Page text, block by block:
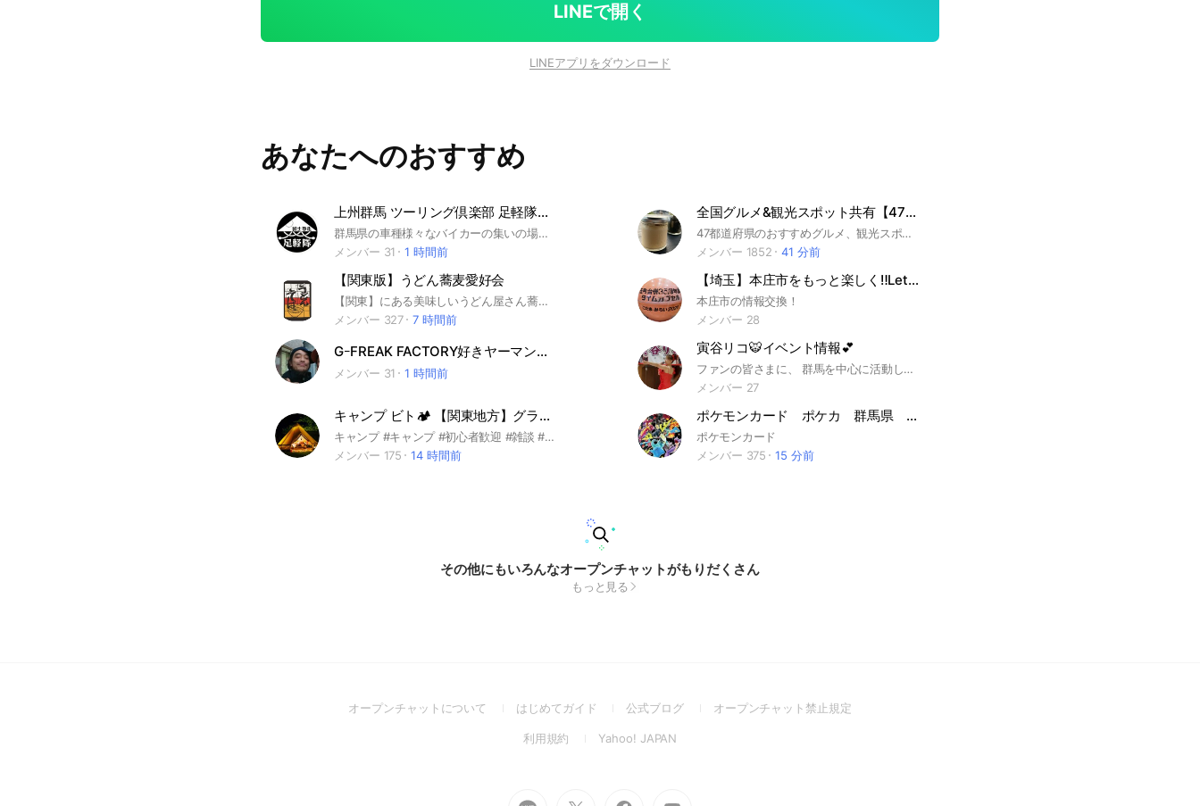
LINEで開く
LINEアプリをダウンロード
あなたへのおすすめ
上州群馬 ツーリング倶楽部 足軽隊（フッ軽な人集まりな隊）
群馬県の車種様々なバイカーの集いの場所とし、マナー良く活動をお願いします。 排気マウント× 上手い下手× 交通ルール違反×（スピード狂×） 特に出会い層等× 該当する方は即退会してもらいます! ◆仲良く楽しく走る事を心掛けて下さい!! あくまでもここはツーリングを目的とし、男女の出会いの場所では有りません! 各々企画提案や、その日の都合に合う方同士ツーリング等御自由に活動して下さい。 #群馬県 #上州 #ツーリング #バイク #足軽隊 #北関東 #アメリカン #クルーザー #SS #モトクロス #オートバイ #ネイキッド #オフロード #スクーター #ストリートバイク #クラシック #ツアラー
メンバー 31
1 時間前
全国グルメ&観光スポット共有【47都道府県】
47都道府県のおすすめグルメ、観光スポットの情報を共有し合うする場です。 旅行や暮らしが楽しくなる「グルメ・観光」情報をシェアし合いましょう！ #北海道 #青森 #秋田 #宮城 #岩手 #山形 #福島 #栃木 #群馬 #茨城 #埼玉 #千葉 #東京 #神奈川 #山梨 #長野 #新潟 #石川 #福井 #滋賀 #岐阜 #静岡 #愛知 #三重 #奈良 #和歌山 #京都 #大阪 #兵庫 #鳥取 #島根 #広島 #岡山 #山口 #香川 #徳島 #高知 #福岡 #佐賀 #長崎 #熊本 #大分 #宮崎 #鹿児島 #沖縄 #日本 #旅行 #観光 #グルメ
メンバー 1852
41 分前
【関東版】うどん蕎麦愛好会
【関東】にある美味しいうどん屋さん蕎麦屋さんを紹介するコミュニティです。 お気軽にご参加ください。 雑談歓迎。ROM歓迎。 東京都 神奈川県 埼玉県 茨城県 群馬県 栃木県 千葉県 千葉市中央区 花見川区 稲毛区 若葉区 緑区 美浜区 銚子市 市川市 船橋市 館山市 木更津市 松戸市 野田市 茂原市 成田市 佐倉市 東金市 旭市 習志野市 柏市 勝浦市 市原市 流山市 八千代市 我孫子市 鴨川市 鎌ヶ谷市 君津市 富津市 浦安市 四街道市 袖ヶ浦市 八街市 印西市 白井市 富里市 南房総市 匝瑳市 香取市 山武市 いすみ市 大網白里市 酒々井町 栄町 神崎町 多古町 東庄町 九十九里町 芝山町 横芝光町 一宮町 睦沢町 長生村 白子町 長柄町 長南町 大多喜町 御宿町 鋸南町 東京ディズニーシー 東京ディズニーランド 鴨川シーワールド 成田山新勝寺 東京ドイツ村 幕張メッセ 海ほたる マザー牧場 養老渓谷 いすみ鉄道 清水公園 佐原町並み 犬吠埼 蓮沼ウォーターガーデン オランダ風車リーフデ ふなばしアンデルセン公園 さくらの山公園 市原ぞうの国 鋸山日本寺 房総のむら イクスピアリ 千葉ポートタワー 航空科学博物館 昭和の森公園 成田ゆめ牧場 讃岐製麺 こがね製麺所 丸亀製麺 山田うどん はなまるうどん つるとんたん なか卯 ウエスト 資さんうどん 味の民芸 そじ坊 しぶそば 箱根そば 名代富士そば 小諸そば ゆで太郎 弥生軒 生そば 生蕎麦 十割蕎麦 手打ちそば 年越し蕎麦 香川うどん 花山うどん 資さんうどん
メンバー 327
7 時間前
【埼玉】本庄市をもっと楽しく‼️Let's 情報交換🙋
本庄市の情報交換！
メンバー 28
GｰFREAK FACTORY好きヤーマン！！
メンバー 31 1 時間前
寅谷リコ🐯イベント情報💕‪
ファンの皆さまに、 群馬を中心に活動している演歌歌手【寅谷リコのイベント情報】を随時お伝えしていきます🐯💕‪ 参加にあたりメンバーの皆さんへ 大事なノートを必ずお読みください🙇‍♀️
メンバー 27
キャンプ ビト🏕 【関東地方】グランピング 関東地方 関東 茨城 栃木 群馬 埼玉 千葉 東京
キャンプ #キャンプ #初心者歓迎 #雑談 #グランピング #テント #タープ #シュラフ #ランタン #焚き火 #アウトドア #関東地方 #関東 #茨城 #栃木 #群馬 #埼玉 #千葉 #東京 #神奈川
メンバー 175
14 時間前
ポケモンカード ポケカ 群馬県 栃木県
ポケモンカード
メンバー 375
15 分前
その他にもいろんなオープンチャットがもりだくさん
もっと見る
オープンチャットについて
(Openはじめてガイド
(Open
a
公式ブログ
(Openオープンチャット禁止規定(Open
利用規約
(OpenYahoo! JAPAN
Go Go Go